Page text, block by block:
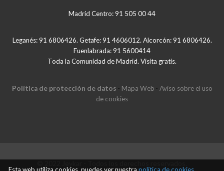
Madrid Centro: 91 505 00 44
Leganés: 91 6806426. Getafe: 91 4606012. Alcorcón: 91 6806426.
Fuenlabrada: 91 5600414
Toda la Comunidad de Madrid. Visita gratis.
Política de protección de datos · Mapa Web · Aviso sobre el uso
de cookies